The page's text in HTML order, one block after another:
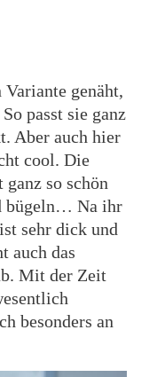
genäht,
passt sie ganz
Aber auch hier
cool. Die
so schön
bügeln… Na ihr
sehr dick und
auch das
Mit der Zeit
besonders an